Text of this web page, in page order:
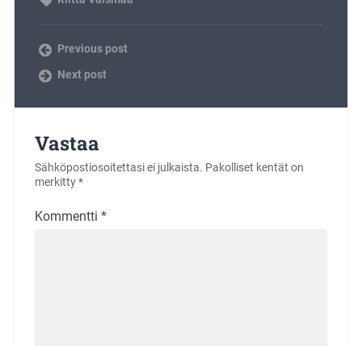
Previous post
Next post
Vastaa
Sähköpostiosoitettasi ei julkaista. Pakolliset kentät on
merkitty*
Kommentti *